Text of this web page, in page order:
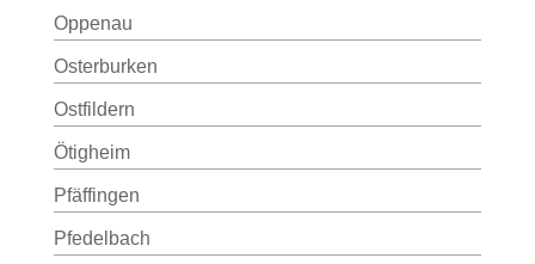
Oppenau
Osterburken
Ostfildern
Ötigheim
Pfäffingen
Pfedelbach